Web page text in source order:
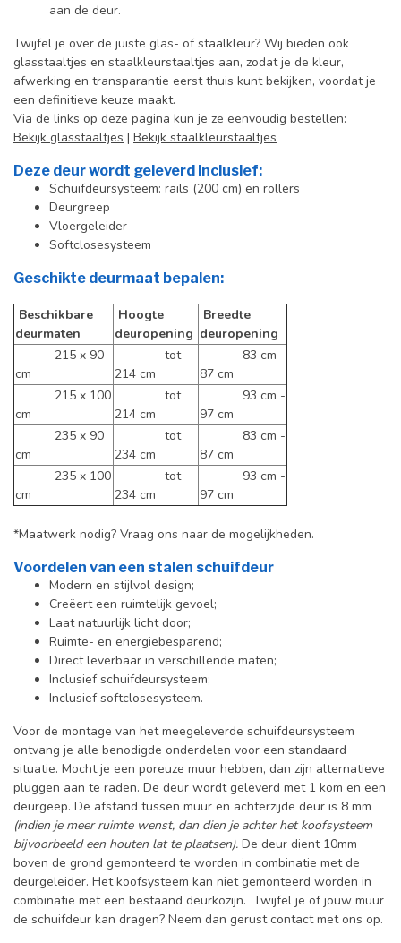
aan de deur.
Twijfel je over de juiste glas- of staalkleur? Wij bieden ook
glasstaaltjes en staalkleurstaaltjes aan, zodat je de kleur,
afwerking en transparantie eerst thuis kunt bekijken, voordat je
een definitieve keuze maakt.
Via de links op deze pagina kun je ze eenvoudig bestellen:
Bekijk glasstaaltjes | Bekijk staalkleurstaaltjes
Deze deur wordt geleverd inclusief:
Schuifdeursysteem: rails (200 cm) en rollers
Deurgreep
Vloergeleider
Softclosesysteem
Geschikte deurmaat bepalen:
Beschikbare
deurmaten
Hoogte
deuropening
Breedte
deuropening
215 x 90
cm
tot
214 cm
83 cm -
87 cm
215 x 100
cm
tot
214 cm
93 cm -
97 cm
235 x 90
cm
tot
234 cm
83 cm -
87 cm
235 x 100
cm
tot
234 cm
93 cm -
97 cm
*Maatwerk nodig? Vraag ons naar de mogelijkheden.
Voordelen van een stalen schuifdeur
Modern en stijlvol design;
Creëert een ruimtelijk gevoel;
Laat natuurlijk licht door;
Ruimte- en energiebesparend;
Direct leverbaar in verschillende maten;
Inclusief schuifdeursysteem;
Inclusief softclosesysteem.
Voor de montage van het meegeleverde schuifdeursysteem
ontvang je alle benodigde onderdelen voor een standaard
situatie. Mocht je een poreuze muur hebben, dan zijn alternatieve
pluggen aan te raden. De deur wordt geleverd met 1 kom en een
deurgeep. De afstand tussen muur en achterzijde deur is 8 mm
(indien je meer ruimte wenst, dan dien je achter het koofsysteem
bijvoorbeeld een houten lat te plaatsen). De deur dient 10mm
boven de grond gemonteerd te worden in combinatie met de
deurgeleider. Het koofsysteem kan niet gemonteerd worden in
combinatie met een bestaand deurkozijn. Twijfel je of jouw muur
de schuifdeur kan dragen? Neem dan gerust contact met ons op.